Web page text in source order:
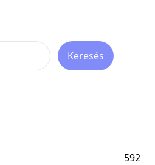
Keresés
592